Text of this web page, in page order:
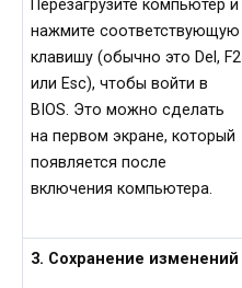
Перезагрузите компьютер и
нажмите соответствующую
клавишу (обычно это Del, F2
или Esc), чтобы войти в
BIOS. Это можно сделать
на первом экране, который
появляется после
включения компьютера.
3. Сохранение изменений